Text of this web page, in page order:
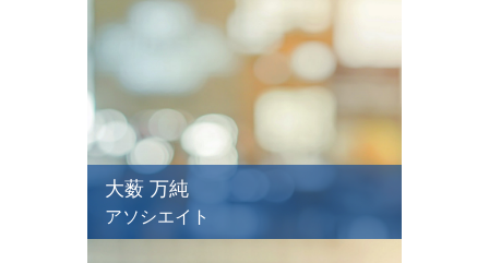
大薮 万純
アソシエイト